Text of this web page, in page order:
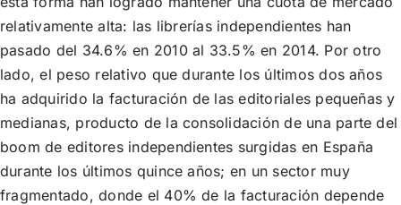
relativamente alta: las librerías independientes han
pasado del 34.6% en 2010 al 33.5% en 2014. Por otro
lado, el peso relativo que durante los últimos dos años
ha adquirido la facturación de las editoriales pequeñas y
medianas, producto de la consolidación de una parte del
boom de editores independientes surgidas en España
durante los últimos quince años; en un sector muy
fragmentado, donde el 40% de la facturación depende